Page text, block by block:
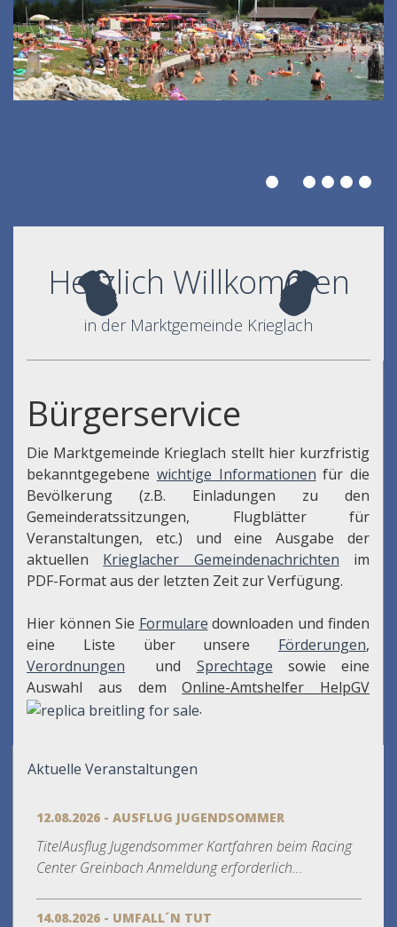
Herzlich Willkommen
in der Marktgemeinde Krieglach
Bürgerservice
Die Marktgemeinde Krieglach stellt hier kurzfristig
bekanntgegebene wichtige Informationen für die
Bevölkerung (z.B. Einladungen zu den
Gemeinderatssitzungen, Flugblätter für
Veranstaltungen, etc.) und eine Ausgabe der
aktuellen Krieglacher Gemeindenachrichten im
PDF-Format aus der letzten Zeit zur Verfügung.
Hier können Sie Formulare downloaden und finden
eine Liste über unsere Förderungen,
Verordnungen und Sprechtage
sowie eine
Auswahl aus demOnline-Amtshelfer HelpGV
.
Aktuelle Veranstaltungen
12.08.2026 - AUSFLUG JUGENDSOMMER
TitelAusflug Jugendsommer Kartfahren beim Racing
Center Greinbach Anmeldung erforderlich...
14.08.2026 - UMFALL´N TUT